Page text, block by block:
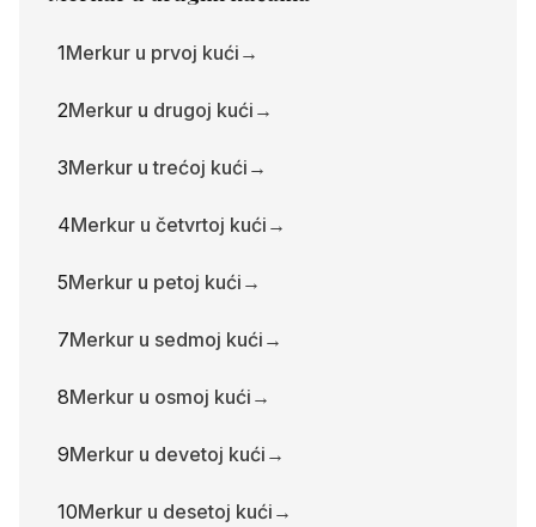
1Merkur u prvoj kući →
2Merkur u drugoj kući →
3Merkur u trećoj kući →
4Merkur u četvrtoj kući →
5Merkur u petoj kući →
7Merkur u sedmoj kući →
8Merkur u osmoj kući →
9Merkur u devetoj kući →
10Merkur u desetoj kući →